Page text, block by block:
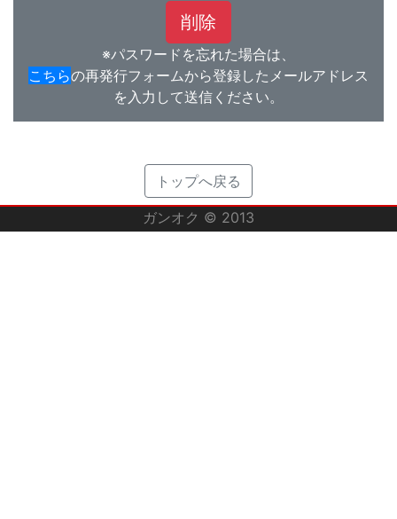
※パスワードを忘れた場合は、
こちらの再発行フォームから登録したメールアドレス
を入力して送信ください。
トップへ戻る
ガンオク © 2013